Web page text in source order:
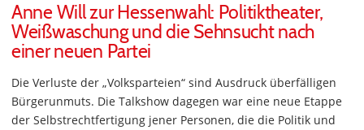
Anne Will zur Hessenwahl: Politiktheater,
Weißwaschung und die Sehnsucht nach
einer neuen Partei
Die Verluste der „Volksparteien“ sind Ausdruck überfälligen
Bürgerunmuts. Die Talkshow dagegen war eine neue Etappe
der Selbstrechtfertigung jener Personen, die die Politik und